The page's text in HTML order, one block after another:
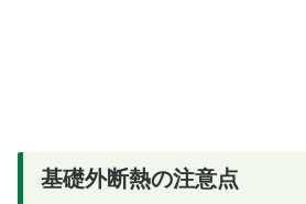
基礎外断熱の注意点